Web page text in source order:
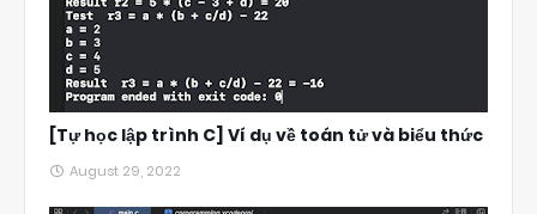
[Tự học lập trình C] Ví dụ về toán tử và biểu thức
August 29, 2022